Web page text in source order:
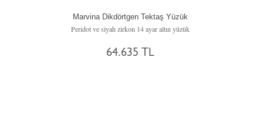
Marvina Dikdörtgen Tektaş Yüzük
Peridot ve siyah zirkon 14 ayar altın yüzük
64.635 TL